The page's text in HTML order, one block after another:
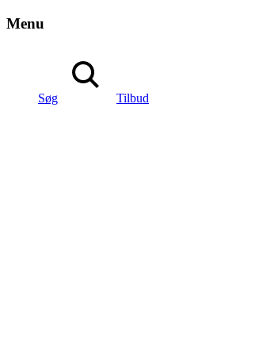
Menu
Søg Tilbud